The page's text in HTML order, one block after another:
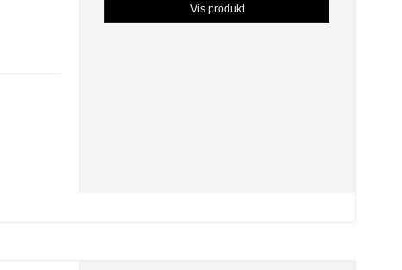
Vis produkt